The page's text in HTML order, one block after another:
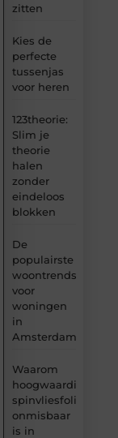
zitten
Kies de
perfecte
tussenjas
voor heren
123theorie:
Slim je
theorie
halen
zonder
eindeloos
blokken
De
populairste
woontrends
voor
woningen
in
Amsterdam
Waarom
hoogwaardige
spinvliesfolie
onmisbaar
is in